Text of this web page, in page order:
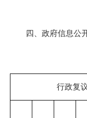
四、政府信息公
行政复